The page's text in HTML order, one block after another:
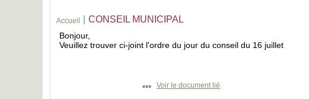
Accueil CONSEIL MUNICIPAL
Bonjour,
Veuillez trouver ci-joint l'ordre du jour du conseil du 16 juillet
▪▪▪ Voir le document lié